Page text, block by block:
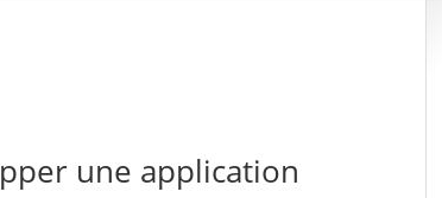
une application